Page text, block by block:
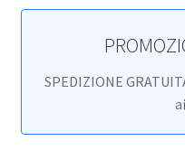
SPEDIZIONE